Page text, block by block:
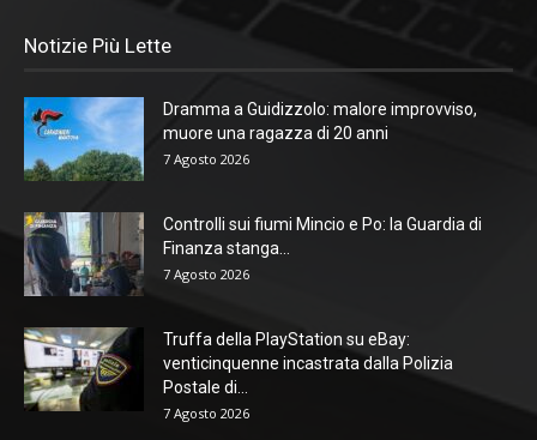
Notizie Più Lette
Dramma a Guidizzolo: malore improvviso,
muore una ragazza di 20 anni
7 Agosto 2026
Controlli sui fiumi Mincio e Po: la Guardia di
Finanza stanga...
7 Agosto 2026
Truffa della PlayStation su eBay:
venticinquenne incastrata dalla Polizia
Postale di...
7 Agosto 2026